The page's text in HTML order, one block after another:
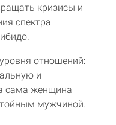
кризисы и
спектра
отношений:
и
сама женщина
мужчиной.